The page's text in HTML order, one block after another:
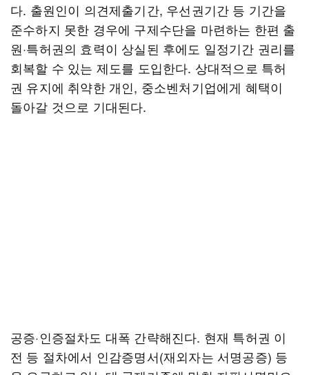
다. 출원인이 의견제출기간, 우선권기간 등 기간을
준수하지 못한 경우에 구제수단을 마련하는 한편 출
원·특허권의 효력이 상실된 후에도 일정기간 권리를
회복할 수 있는 제도를 도입한다. 상대적으로 특허
권 유지에 취약한 개인, 중소벤처기업에게 혜택이
돌아갈 것으로 기대된다.
공증·인증절차도 대폭 간략해진다. 현재 특허권 이
전 등 절차에서 인감증명서(재외자는 서명공증) 등